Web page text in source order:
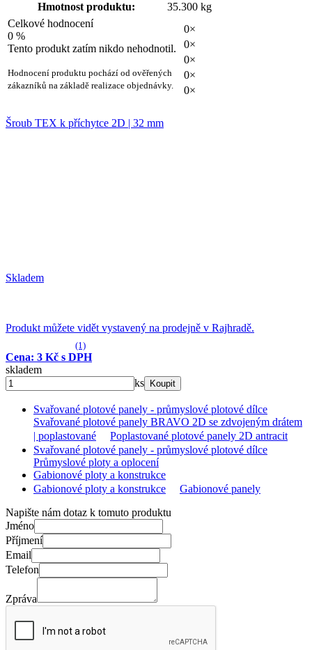
Hmotnost produktu:
35.300 kg
Celkové hodnocení
0 %
Tento produkt zatím nikdo nehodnotil.
Hodnocení produktu pochází od ověřených
zákazníků na základě realizace objednávky.
0×
0×
0×
0×
0×
Šroub TEX k příchytce 2D | 32 mm
Skladem
Produkt můžete vidět vystavený na prodejně v Rajhradě.
(1)
Cena: 3 Kč s DPH
skladem
ks
Koupit
Svařované plotové panely - průmyslové plotové dílce
Svařované plotové panely BRAVO 2D se zdvojeným drátem
| poplastované
Poplastované plotové panely 2D antracit
Svařované plotové panely - průmyslové plotové dílce
Průmyslové ploty a oplocení
Gabionové ploty a konstrukce
Gabionové ploty a konstrukce
Gabionové panely
Napište nám dotaz k tomuto produktu
Jméno
Příjmení
Email
Telefon
Zpráva